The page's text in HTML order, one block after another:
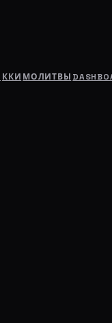
ККИ МОЛИТВЫ